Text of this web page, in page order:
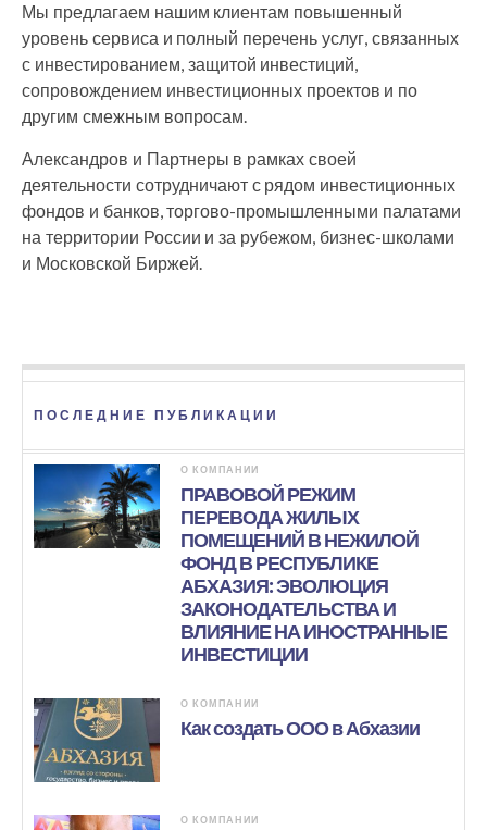
Мы предлагаем нашим клиентам повышенный
уровень сервиса и полный перечень услуг, связанных
с инвестированием, защитой инвестиций,
сопровождением инвестиционных проектов и по
другим смежным вопросам.
Александров и Партнеры в рамках своей
деятельности сотрудничают с рядом инвестиционных
фондов и банков, торгово-промышленными палатами
на территории России и за рубежом, бизнес-школами
и Московской Биржей.
ПОСЛЕДНИЕ ПУБЛИКАЦИИ
О КОМПАНИИ
ПРАВОВОЙ РЕЖИМ
ПЕРЕВОДА ЖИЛЫХ
ПОМЕЩЕНИЙ В НЕЖИЛОЙ
ФОНД В РЕСПУБЛИКЕ
АБХАЗИЯ: ЭВОЛЮЦИЯ
ЗАКОНОДАТЕЛЬСТВА И
ВЛИЯНИЕ НА ИНОСТРАННЫЕ
ИНВЕСТИЦИИ
О КОМПАНИИ
Как создать ООО в Абхазии
О КОМПАНИИ